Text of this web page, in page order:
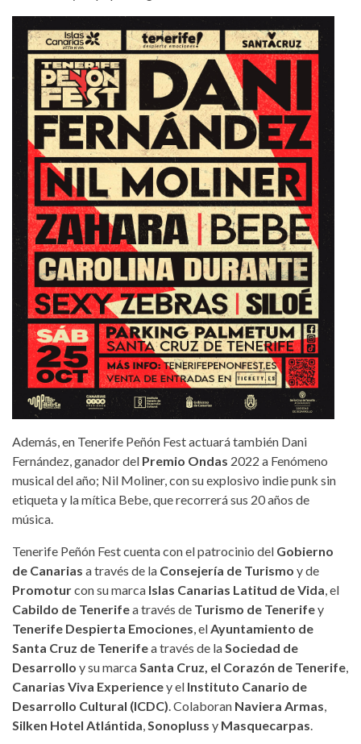
cartel_penonfest_1080x1350_2.jpg
Además, en Tenerife Peñón Fest actuará también Dani
Fernández, ganador del Premio Ondas 2022 a Fenómeno
musical del año; Nil Moliner, con su explosivo indie punk sin
etiqueta y la mítica Bebe, que recorrerá sus 20 años de
música.
Tenerife Peñón Fest cuenta con el patrocinio del Gobierno
de Canarias a través de la Consejería de Turismo y de
Promoturcon su marca Islas Canarias Latitud de Vida, el
Cabildo de Tenerifea través de Turismo de Tenerifey
Tenerife Despierta Emociones, elAyuntamiento de
Santa Cruz de Tenerifea través de laSociedad de
Desarrollo y su marcaSanta Cruz, el Corazón de Tenerife,
Canarias Viva Experiencey el Instituto Canario de
Desarrollo Cultural (ICDC). Colaboran Naviera Armas,
Silken Hotel Atlántida,Sonopluss y Masquecarpas.